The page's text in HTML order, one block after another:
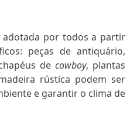
adotada por todos a partir
peças de antiquário,
de cowboy, plantas
rústica podem ser
e garantir o clima de